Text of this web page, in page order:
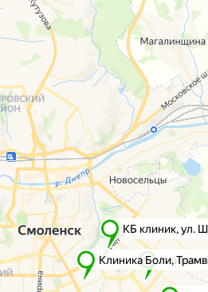
Почта:info@clinica-boli.ru
Номер телефона: +7 (4812) 25-25-00
Пн-пт 8:00 - 20:00 сб-вс 9:00 - 18:00
Диагностика
МРТ
КТ
УЗИ
Анализы
Чек-Апы
Лечение
Травматолог и ортопед
Невролог
Проктолог
Флеболог
Нейрохирург
Дерматолог
Косметолог О клинике